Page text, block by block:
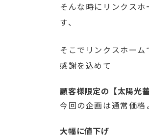
そんな時にリンクス
す、
そこでリンクスホー
感謝を込めて
顧客様限定の【太陽光
今回の企画は通常価格
大幅に値下げ